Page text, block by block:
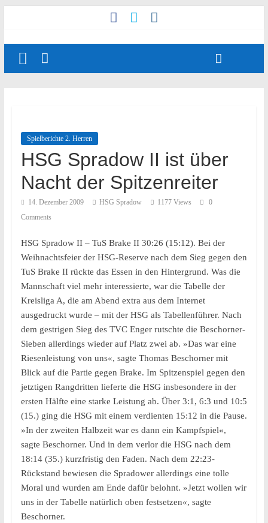
Spielberichte 2. Herren
HSG Spradow II ist über
Nacht der Spitzenreiter
14. Dezember 2009 HSG Spradow 1177 Views
0
Comments
HSG Spradow II – TuS Brake II 30:26 (15:12). Bei der
Weihnachtsfeier der HSG-Reserve nach dem Sieg gegen den
TuS Brake II rückte das Essen in den Hintergrund. Was die
Mannschaft viel mehr interessierte, war die Tabelle der
Kreisliga A, die am Abend extra aus dem Internet
ausgedruckt wurde – mit der HSG als Tabellenführer. Nach
dem gestrigen Sieg des TVC Enger rutschte die Beschorner-
Sieben allerdings wieder auf Platz zwei ab. »Das war eine
Riesenleistung von uns«, sagte Thomas Beschorner mit
Blick auf die Partie gegen Brake. Im Spitzenspiel gegen den
jetztigen Rangdritten lieferte die HSG insbesondere in der
ersten Hälfte eine starke Leistung ab. Über 3:1, 6:3 und 10:5
(15.) ging die HSG mit einem verdienten 15:12 in die Pause.
»In der zweiten Halbzeit war es dann ein Kampfspiel«,
sagte Beschorner. Und in dem verlor die HSG nach dem
18:14 (35.) kurzfristig den Faden. Nach dem 22:23-
Rückstand bewiesen die Spradower allerdings eine tolle
Moral und wurden am Ende dafür belohnt. »Jetzt wollen wir
uns in der Tabelle natürlich oben festsetzen«, sagte
Beschorner.